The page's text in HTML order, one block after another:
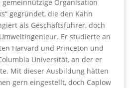
Organisation
gegründet, die den Kahn
als Geschäftsführer, doch
Er studierte an
Harvard und Princeton und
Universität, an der er
Mit dieser Ausbildung hätten
gern eingestellt, doch Caplow